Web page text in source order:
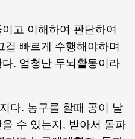
고 이해하여 판단하여
빠르게 수행해야하며
. 엄청난 두뇌활동이라
다. 농구를 할때 공이 날
수 있는지, 받아서 돌파